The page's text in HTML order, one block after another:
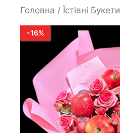
Головна / Їстівні Букети
-16%